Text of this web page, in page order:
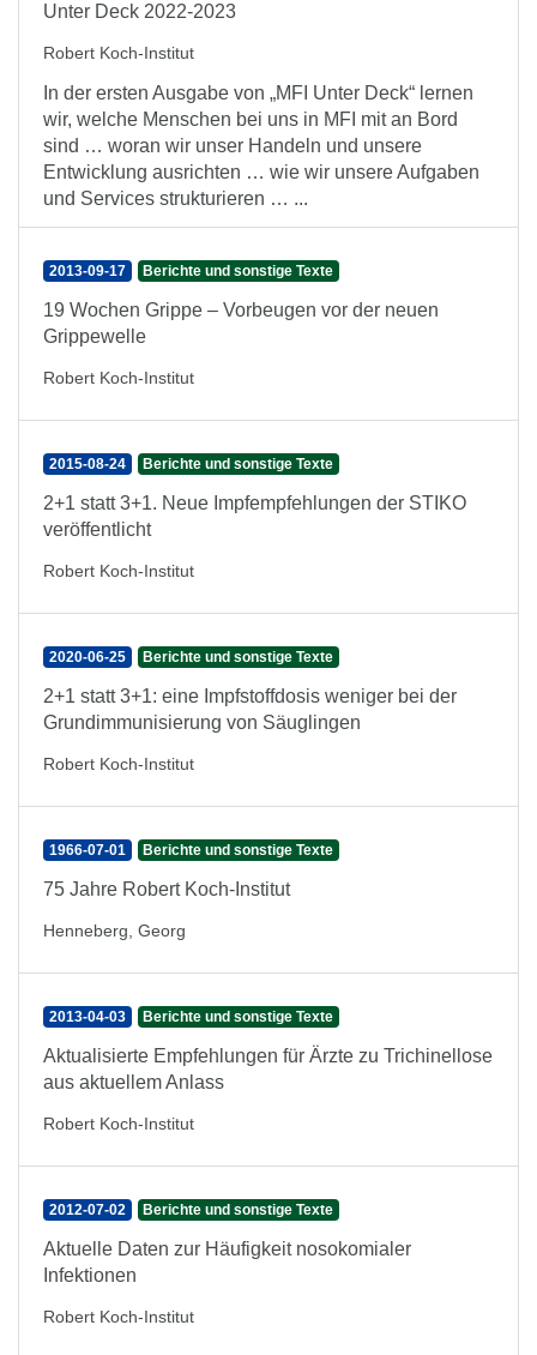
Unter Deck 2022-2023
Robert Koch-Institut
In der ersten Ausgabe von „MFI Unter Deck“ lernen
wir, welche Menschen bei uns in MFI mit an Bord
sind … woran wir unser Handeln und unsere
Entwicklung ausrichten … wie wir unsere Aufgaben
und Services strukturieren … ...
2013-09-17 Berichte und sonstige Texte
19 Wochen Grippe – Vorbeugen vor der neuen
Grippewelle
Robert Koch-Institut
2015-08-24 Berichte und sonstige Texte
2+1 statt 3+1. Neue Impfempfehlungen der STIKO
veröffentlicht
Robert Koch-Institut
2020-06-25 Berichte und sonstige Texte
2+1 statt 3+1: eine Impfstoffdosis weniger bei der
Grundimmunisierung von Säuglingen
Robert Koch-Institut
1966-07-01 Berichte und sonstige Texte
75 Jahre Robert Koch-Institut
Henneberg, Georg
2013-04-03 Berichte und sonstige Texte
Aktualisierte Empfehlungen für Ärzte zu Trichinellose
aus aktuellem Anlass
Robert Koch-Institut
2012-07-02 Berichte und sonstige Texte
Aktuelle Daten zur Häufigkeit nosokomialer
Infektionen
Robert Koch-Institut